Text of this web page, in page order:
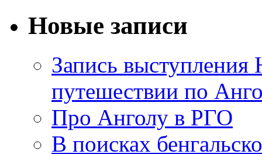
Новые записи
Запись
путешествии по
Про Анголу в РГО
В поисках